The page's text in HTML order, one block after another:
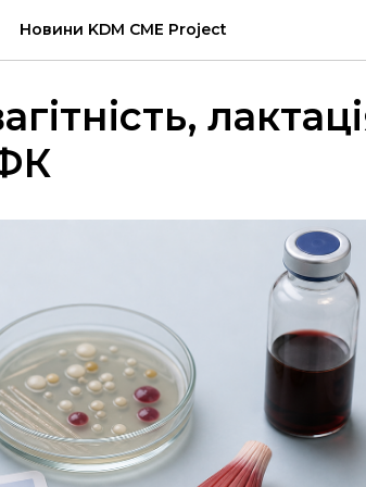
Новини KDM CME Project